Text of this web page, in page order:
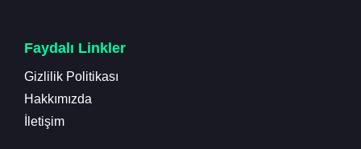
Faydalı Linkler
Gizlilik Politikası
Hakkımızda
İletişim